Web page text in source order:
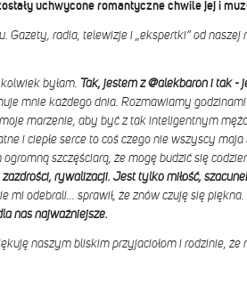
uchwycone romantyczne chwile jej i
radia, telewizje i „ekspertki” od naszej
byłam. Tak, jestem z @alekbaron i tak -
mnie każdego dnia. Rozmawiamy
marzenie, aby być z tak inteligentnym
i ciepłe serce to coś czego nie wszyscy
szczęściarą, że mogę budzić się
rywalizacji. Jest tylko miłość,
odebrali… sprawił, że znów czuję się piękna.
nas najważniejsze.
naszym bliskim przyjaciołom i rodzinie, że